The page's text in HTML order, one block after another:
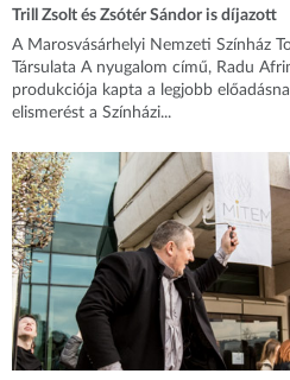
Trill Zsolt és Zsótér Sándor is díjazott
A Marosvásárhelyi Nemzeti Színház
Társulata A nyugalom című, Radu
produkciója kapta a legjobb
elismerést a Színházi...